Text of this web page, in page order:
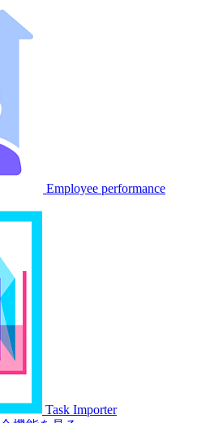
Employee performance
Task Importer